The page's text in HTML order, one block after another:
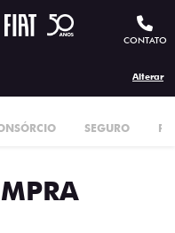
CONTATO
Alterar
SEGURO